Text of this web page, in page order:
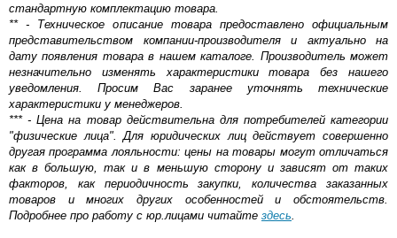
стандартную комплектацию товара.
** - Техническое описание товара предоставлено официальным
представительством компании-производителя и актуально на
дату появления товара в нашем каталоге. Производитель может
незначительно изменять характеристики товара без нашего
уведомления. Просим Вас заранее уточнять технические
характеристики у менеджеров.
*** - Цена на товар действительна для потребителей категории
"физические лица". Для юридических лиц действует совершенно
другая программа лояльности: цены на товары могут отличаться
как в большую, так и в меньшую сторону и зависят от таких
факторов, как периодичность закупки, количества заказанных
товаров и многих других особенностей и обстоятельств.
Подробнее про работу с юр.лицами читайте здесь.